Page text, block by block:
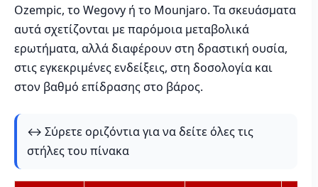
Ozempic, το Wegovy ή το Mounjaro. Τα σκευάσματα
αυτά σχετίζονται με παρόμοια μεταβολικά
ερωτήματα, αλλά διαφέρουν στη δραστική ουσία,
στις εγκεκριμένες ενδείξεις, στη δοσολογία και
στον βαθμό επίδρασης στο βάρος.
↔️ Σύρετε οριζόντια για να δείτε όλες τις
στήλες του πίνακα